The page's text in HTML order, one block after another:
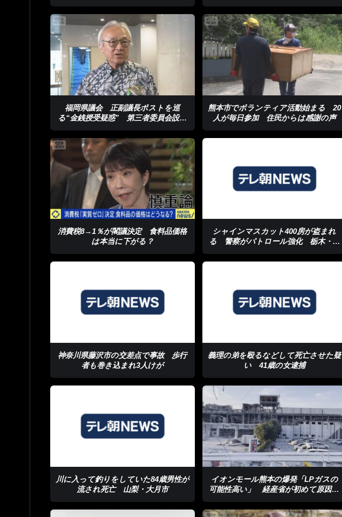
福岡県議会 正副議長ポストを巡
る“金銭授受疑惑” 第三者委員会設置
熊本市でボランティア活動始まる 20
人が毎日参加 住民からは感謝の声
消費税8→1％が閣議決定 食料品価格
は本当に下がる？
シャインマスカット400房が盗まれ
る 警察がパトロール強化 栃木・佐
神奈川県藤沢市の交差点で事故 歩行
者も巻き込まれ3人けが
義理の弟を殴るなどして死亡させた疑
い 41歳の女逮捕
川に入って釣りをしていた84歳男性が
流され死亡 山梨・大月市
イオンモール熊本の爆発「LPガスの
可能性高い」 経産省が初めて原因を